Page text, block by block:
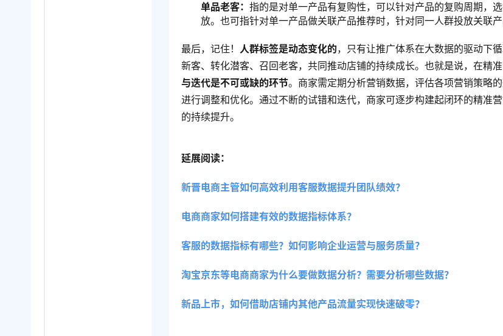
单品老客：指的是对单一产品有复购性，可以针对产品的复购周期，
放。也可指针对单一产品做关联产品推荐时，针对同一人群投放关联产
最后，记住！ 人群标签是动态变化的，只有让推广体系在大数据的驱动下
新客、转化潜客、召回老客，共同推动店铺的持续成长。也就是说，在精
与迭代是不可或缺的环节。商家需定期分析营销数据，评估各项营销策略
进行调整和优化。通过不断的试错和迭代，商家可逐步构建起闭环的精准
的持续提升。
延展阅读：
新晋电商主管如何高效利用客服数据提升团队绩效？
电商商家如何搭建有效的数据指标体系？
客服的数据指标有哪些？如何影响企业运营与服务质量？
淘宝京东等电商商家为什么要做数据分析？需要分析哪些数据？
新品上市，如何借助店铺内其他产品流量实现快速破零？